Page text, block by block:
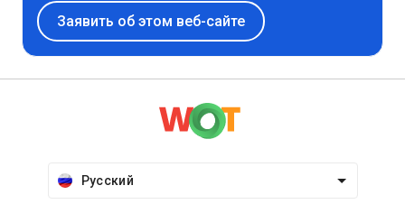
Заявить об этом веб-сайте
Русский